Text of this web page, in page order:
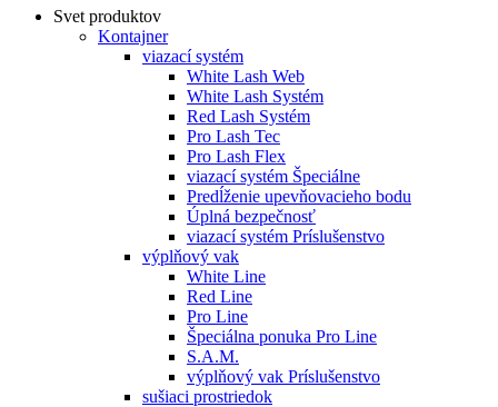
Svet produktov
Kontajner
viazací systém
White Lash Web
White Lash Systém
Red Lash Systém
Pro Lash Tec
Pro Lash Flex
viazací systém Špeciálne
Predĺženie upevňovacieho bodu
Úplná bezpečnosť
viazací systém Príslušenstvo
výplňový vak
White Line
Red Line
Pro Line
Špeciálna ponuka Pro Line
S.A.M.
výplňový vak Príslušenstvo
sušiaci prostriedok